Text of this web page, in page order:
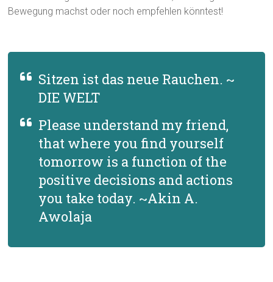
Bewegung machst oder noch empfehlen könntest!
Sitzen ist das neue Rauchen. ~
DIE WELT
Please understand my friend,
that where you find yourself
tomorrow is a function of the
positive decisions and actions
you take today. ~Akin A.
Awolaja